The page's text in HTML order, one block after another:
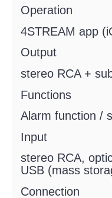
Operation
4STREAM app
Output
stereo RCA +
Functions
Alarm function /
Input
stereo RCA,
USB (mass
Connection